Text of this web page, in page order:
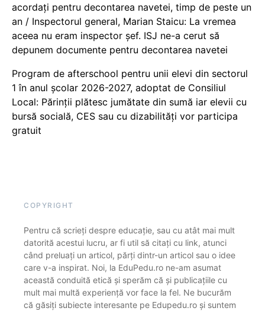
acordați pentru decontarea navetei, timp de peste un
an / Inspectorul general, Marian Staicu: La vremea
aceea nu eram inspector șef. ISJ ne-a cerut să
depunem documente pentru decontarea navetei
Program de afterschool pentru unii elevi din sectorul
1 în anul școlar 2026-2027, adoptat de Consiliul
Local: Părinții plătesc jumătate din sumă iar elevii cu
bursă socială, CES sau cu dizabilităţi vor participa
gratuit
COPYRIGHT
Pentru că scrieți despre educație, sau cu atât mai mult
datorită acestui lucru, ar fi util să citați cu link, atunci
când preluați un articol, părți dintr-un articol sau o idee
care v-a inspirat. Noi, la EduPedu.ro ne-am asumat
această conduită etică și sperăm că și publicațiile cu
mult mai multă experiență vor face la fel. Ne bucurăm
că găsiți subiecte interesante pe Edupedu.ro și suntem